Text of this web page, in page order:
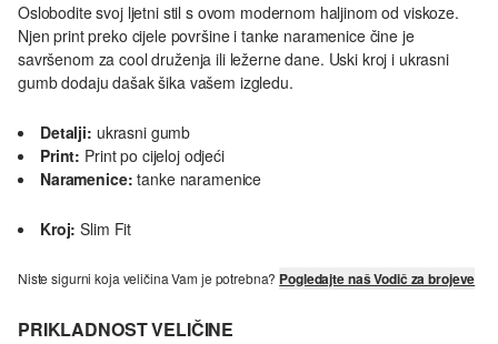
Oslobodite svoj ljetni stil s ovom modernom haljinom od viskoze.
Njen print preko cijele površine i tanke naramenice čine je
savršenom za cool druženja ili ležerne dane. Uski kroj i ukrasni
gumb dodaju dašak šika vašem izgledu.
Detalji: ukrasni gumb
Print: Print po cijeloj odjeći
Naramenice: tanke naramenice
Kroj: Slim Fit
Niste sigurni koja veličina Vam je potrebna? Pogledajte naš Vodič za brojeve
PRIKLADNOST VELIČINE